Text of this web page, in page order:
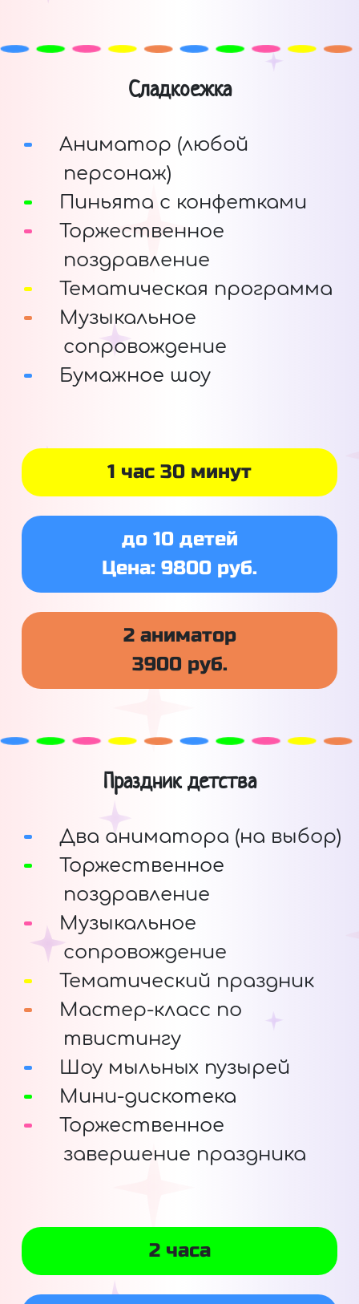
Сладкоежка
Аниматор (любой
персонаж)
Пиньята с конфетками
Торжественное
поздравление
Тематическая программа
Музыкальное
сопровождение
Бумажное шоу
1 час 30 минут
до 10 детей
Цена: 9800 руб.
2 аниматор
3900 руб.
Праздник детства
Два аниматора (на выбор)
Торжественное
поздравление
Музыкальное
сопровождение
Тематический праздник
Мастер-класс по
твистингу
Шоу мыльных пузырей
Мини-дискотека
Торжественное
завершение праздника
2 часа